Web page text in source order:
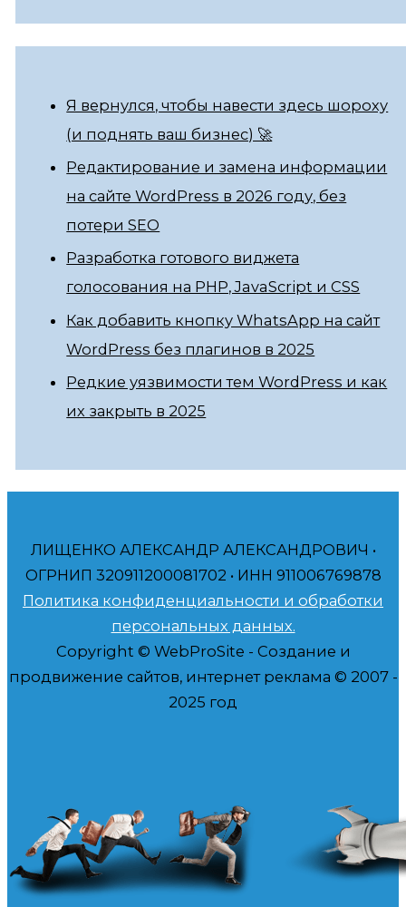
Я вернулся, чтобы навести здесь шороху
(и поднять ваш бизнес) 🚀
Редактирование и замена информации
на сайте WordPress в 2026 году, без
потери SEO
Разработка готового виджета
голосования на PHP, JavaScript и CSS
Как добавить кнопку WhatsApp на сайт
WordPress без плагинов в 2025
Редкие уязвимости тем WordPress и как
их закрыть в 2025
ЛИЩЕНКО АЛЕКСАНДР АЛЕКСАНДРОВИЧ •
ОГРНИП 320911200081702 • ИНН 911006769878
Политика конфиденциальности и обработки
персональных данных.
Copyright © WebProSite - Создание и
продвижение сайтов, интернет реклама © 2007 -
2025 год